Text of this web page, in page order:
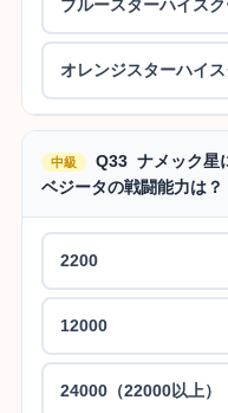
ブルースターハイス
オレンジスターハイ
中級
Q33 ナメック星
ベジータの戦闘能力は？
2200
12000
24000（22000以上）